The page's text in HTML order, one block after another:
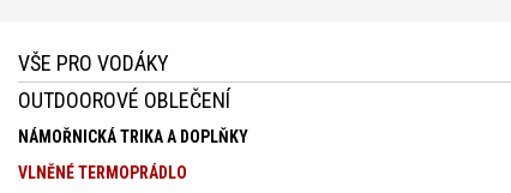
VŠE PRO VODÁKY
OUTDOOROVÉ OBLEČENÍ
NÁMOŘNICKÁ TRIKA A DOPLŇKY
VLNĚNÉ TERMOPRÁDLO